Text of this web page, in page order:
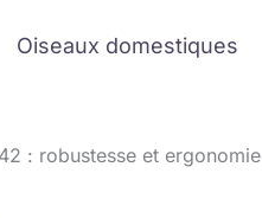
Oiseaux domestiques
: robustesse et ergonomie